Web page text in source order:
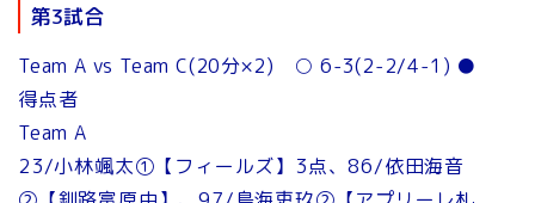
第3試合
Team A vs Team C(20分×2) ○ 6-3(2-2/4-1) ●
得点者
Team A
23/小林颯太①【フィールズ】3点、86/依田海音